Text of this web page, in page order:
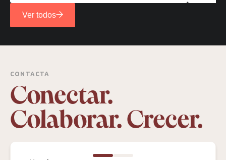
Ver todos
CONTACTA
Conectar.
Colaborar. Crecer.